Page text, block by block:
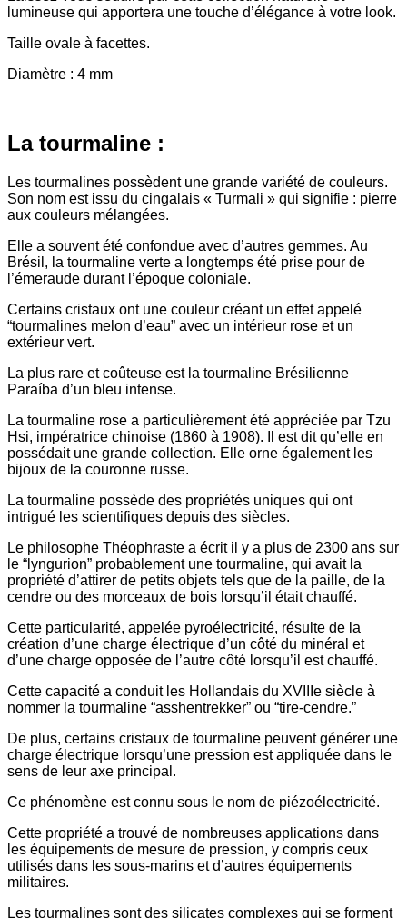
lumineuse qui apportera une touche d’élégance à votre look.
Taille ovale à facettes.
Diamètre : 4 mm
La tourmaline :
Les tourmalines possèdent une grande variété de couleurs.
Son nom est issu du cingalais « Turmali » qui signifie : pierre
aux couleurs mélangées.
Elle a souvent été confondue avec d’autres gemmes. Au
Brésil, la tourmaline verte a longtemps été prise pour de
l’émeraude durant l’époque coloniale.
Certains cristaux ont une couleur créant un effet appelé
“tourmalines melon d’eau” avec un intérieur rose et un
extérieur vert.
La plus rare et coûteuse est la tourmaline Brésilienne
Paraíba d’un bleu intense.
La tourmaline rose a particulièrement été appréciée par Tzu
Hsi, impératrice chinoise (1860 à 1908). Il est dit qu’elle en
possédait une grande collection. Elle orne également les
bijoux de la couronne russe.
La tourmaline possède des propriétés uniques qui ont
intrigué les scientifiques depuis des siècles.
Le philosophe Théophraste a écrit il y a plus de 2300 ans sur
le “lyngurion” probablement une tourmaline, qui avait la
propriété d’attirer de petits objets tels que de la paille, de la
cendre ou des morceaux de bois lorsqu’il était chauffé.
Cette particularité, appelée pyroélectricité, résulte de la
création d’une charge électrique d’un côté du minéral et
d’une charge opposée de l’autre côté lorsqu’il est chauffé.
Cette capacité a conduit les Hollandais du XVIIIe siècle à
nommer la tourmaline “asshentrekker” ou “tire-cendre.”
De plus, certains cristaux de tourmaline peuvent générer une
charge électrique lorsqu’une pression est appliquée dans le
sens de leur axe principal.
Ce phénomène est connu sous le nom de piézoélectricité.
Cette propriété a trouvé de nombreuses applications dans
les équipements de mesure de pression, y compris ceux
utilisés dans les sous-marins et d’autres équipements
militaires.
Les tourmalines sont des silicates complexes qui se forment